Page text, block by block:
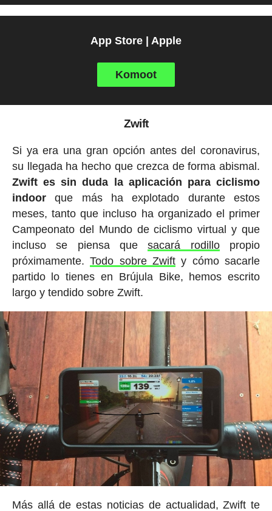
App Store | Apple
Komoot
Zwift
Si ya era una gran opción antes del coronavirus,
su llegada ha hecho que crezca de forma abismal.
Zwift es sin duda la aplicación para ciclismo
indoorque más ha explotado durante estos
meses, tanto que incluso ha organizado el primer
Campeonato del Mundo de ciclismo virtual y que
incluso se piensa quesacará rodillopropio
próximamente.Todo sobre Zwift y cómo sacarle
partido lo tienes en Brújula Bike, hemos escrito
largo y tendido sobre Zwift.
Más allá de estas noticias de actualidad, Zwift te